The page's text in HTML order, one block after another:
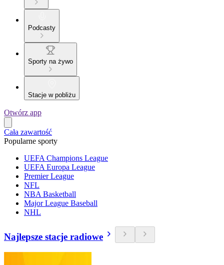
Podcasty
Sporty na żywo
Stacje w pobliżu
Otwórz app
Cała zawartość
Popularne sporty
UEFA Champions League
UEFA Europa League
Premier League
NFL
NBA Basketball
Major League Baseball
NHL
Najlepsze stacje radiowe